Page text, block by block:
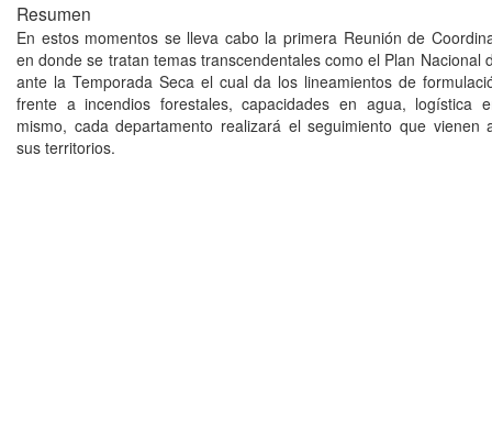
Resumen
En estos momentos se lleva cabo la primera Reunión de
en donde se tratan temas transcendentales como el Plan Nacional
ante la Temporada Seca el cual da los lineamientos de
frente a incendios forestales, capacidades en agua, logística
mismo, cada departamento realizará el seguimiento que vienen
sus territorios.